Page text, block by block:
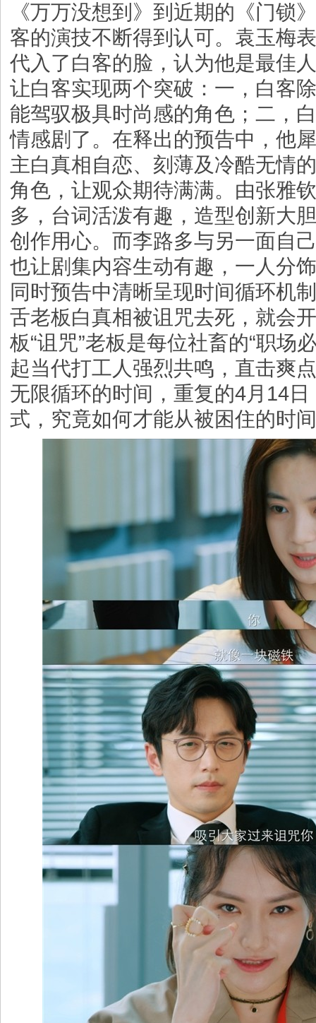
《万万没想到》到近期的《门锁
客的演技不断得到认可。袁玉梅
代入了白客的脸，认为他是最佳
让白客实现两个突破：一，白客
能驾驭极具时尚感的角色；二，
情感剧了。在释出的预告中，他
主白真相自恋、刻薄及冷酷无情
角色，让观众期待满满。由张雅
多，台词活泼有趣，造型创新大
创作用心。而李路多与另一面自
也让剧集内容生动有趣，一人分
同时预告中清晰呈现时间循环机
舌老板白真相被诅咒去死，就会
板“诅咒”老板是每位社畜的“职场
起当代打工人强烈共鸣，直击爽
无限循环的时间，重复的4月14
式，究竟如何才能从被困住的时